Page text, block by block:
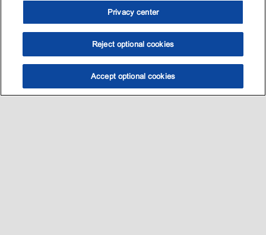
选油助手 查找门店
Privacy center
Reject optional cookies
Accept optional cookies